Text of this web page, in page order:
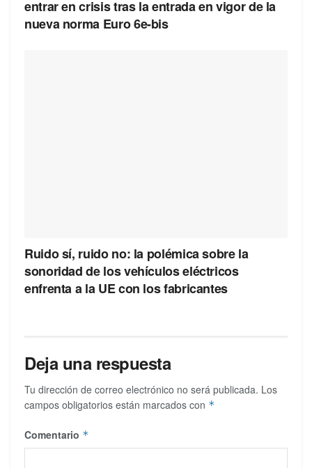
entrar en crisis tras la entrada en vigor de la
nueva norma Euro 6e-bis
Ruido sí, ruido no: la polémica sobre la
sonoridad de los vehículos eléctricos
enfrenta a la UE con los fabricantes
Deja una respuesta
Tu dirección de correo electrónico no será publicada. Los
campos obligatorios están marcados con *
Comentario *